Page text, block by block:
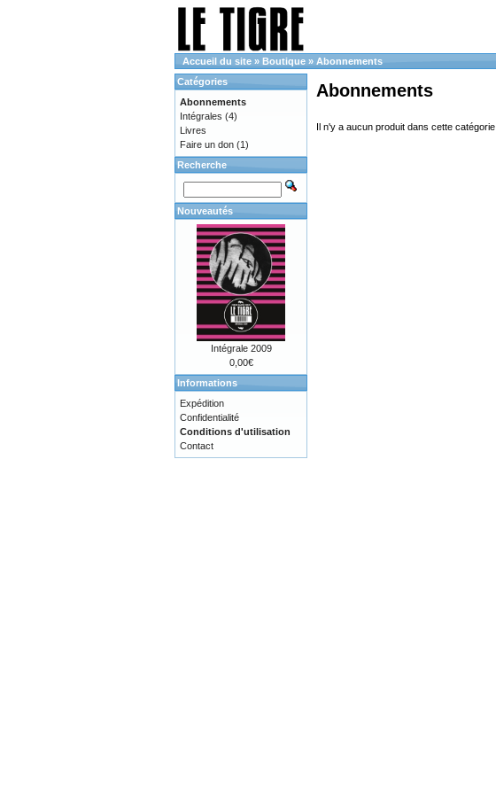
Accueil du site » Boutique » Abonnements
Abonnements
Il n'y a aucun produit dans cette catégorie.
Catégories
Abonnements
Intégrales (4)
Livres
Faire un don (1)
Recherche
Nouveautés
Intégrale 2009
0,00€
Informations
Expédition
Confidentialité
Conditions d'utilisation
Contact